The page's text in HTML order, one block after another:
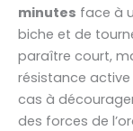
minutes face à
biche et de
paraître court,
résistance
cas à
des forces de